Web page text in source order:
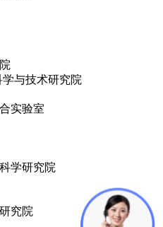
与技术研究院
实验室
学研究院
究院